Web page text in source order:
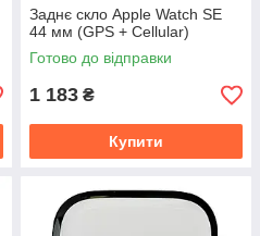
Заднє скло Apple Watch SE
44 мм (GPS + Cellular)
Готово до відправки
1 183 ₴
Купити